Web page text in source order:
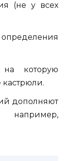
(не у всех
на которую
кастрюли.
дополняют